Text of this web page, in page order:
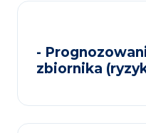
-
zbiornika